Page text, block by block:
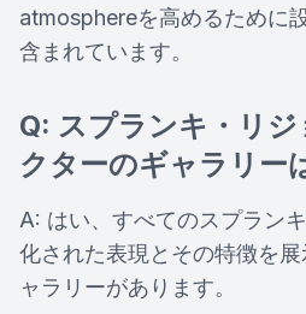
atmosphereを高めるために
含まれています。
Q: スプランキ・リ
クターのギャラリー
A: はい、すべてのスプラン
化された表現とその特徴を
ャラリーがあります。